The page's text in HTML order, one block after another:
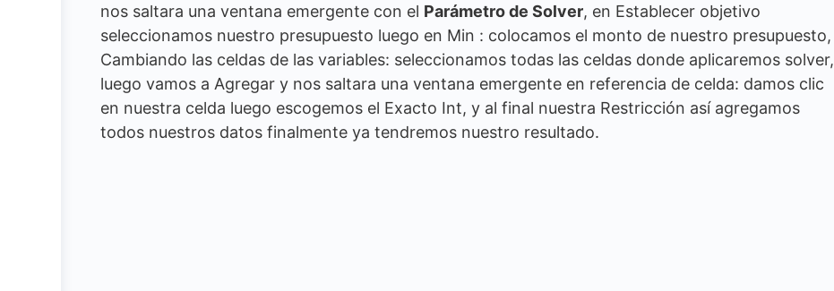
nos saltara una ventana emergente con el Parámetro de Solver, en Establecer objetivo
seleccionamos nuestro presupuesto luego en Min : colocamos el monto de nuestro presupuesto,
Cambiando las celdas de las variables: seleccionamos todas las celdas donde aplicaremos solver,
luego vamos a Agregar y nos saltara una ventana emergente en referencia de celda: damos clic
en nuestra celda luego escogemos el Exacto Int, y al final nuestra Restricción así agregamos
todos nuestros datos finalmente ya tendremos nuestro resultado.